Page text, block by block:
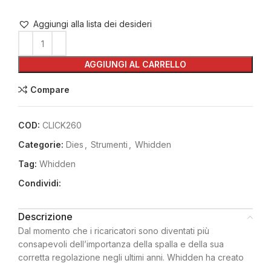
AGGIUNGI AL CARRELLO
Aggiungi alla lista dei desideri
Compare
COD: CLICK260
Categorie: Dies Strumenti
Whidden
Tag: Whidden
Condividi:
Descrizione
Dal momento che i ricaricatori sono diventati più
consapevoli dell’importanza della spalla e della sua
corretta regolazione negli ultimi anni. Whidden ha creato